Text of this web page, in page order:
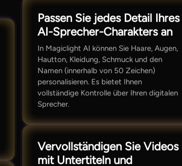
Passen Sie jedes Detail Ihres
AI-Sprecher-Charakters an
In Magiclight AI können Sie Haare, Augen,
Hautton, Kleidung, Schmuck und den
Namen (innerhalb von 50 Zeichen)
personalisieren. Es bietet Ihnen
vollständige Kontrolle über Ihren digitalen
Sprecher.
Vervollständigen Sie Videos
mit Untertiteln und